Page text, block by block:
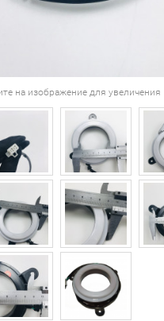
на изображение для увеличения